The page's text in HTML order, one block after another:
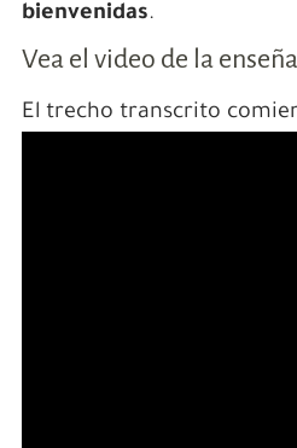
bienvenidas.
Vea el video de la
El trecho transcrito